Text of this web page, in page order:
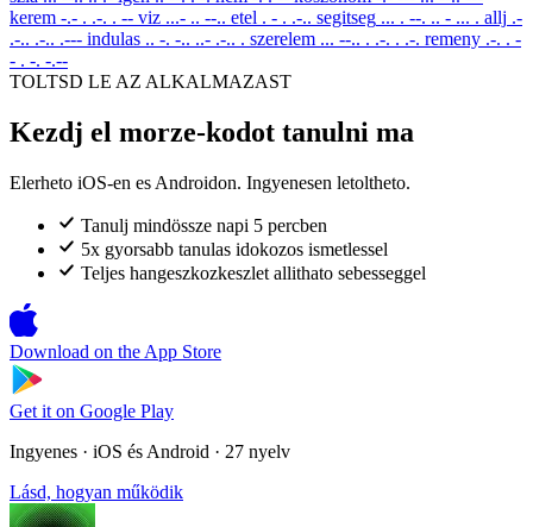
kerem -.- . .-. . -- viz ...- .. --.. etel . - . .-.. segitseg ... . --. .. - ... . allj .-
.-.. .-.. .--- indulas .. -. -.. ..- .-.. . szerelem ... --.. . .-. . .-. remeny .-. . -
- . -. -.--
TOLTSD LE AZ ALKALMAZAST
Kezdj el morze-kodot tanulni ma
Elerheto iOS-en es Androidon. Ingyenesen letoltheto.
Tanulj mindössze napi 5 percben
5x gyorsabb tanulas idokozos ismetlessel
Teljes hangeszkozkeszlet allithato sebesseggel
Download on the App Store
Get it on Google Play
Ingyenes · iOS és Android · 27 nyelv
Lásd, hogyan működik